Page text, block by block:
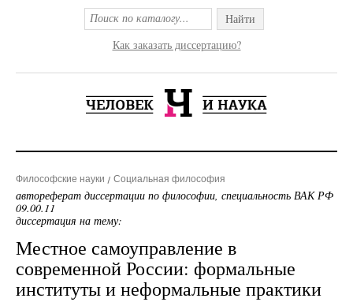
Найти
Как заказать диссертацию?
Философские науки Социальная философия
автореферат диссертации по философии, специальность ВАК РФ
09.00.11
диссертация на тему:
Местное самоуправление в
современной России: формальные
институты и неформальные практики